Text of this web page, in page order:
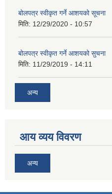
बोलपत्र स्वीकृत गर्ने आशयको सूचना
मिति: 12/29/2020 - 10:57
बोलपत्र स्वीकृत गर्ने आशयको सुचना
मिति: 11/29/2019 - 14:11
अन्य
आय व्यय विवरण
अन्य